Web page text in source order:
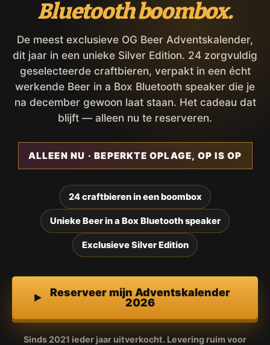
Bluetooth boombox.
De meest exclusieve OG Beer Adventskalender,
dit jaar in een unieke Silver Edition. 24 zorgvuldig
geselecteerde craftbieren, verpakt in een écht
werkende Beer in a Box Bluetooth speaker die je
na december gewoon laat staan. Het cadeau dat
blijft — alleen nu te reserveren.
ALLEEN NU · BEPERKTE OPLAGE, OP IS OP
24 craftbieren in een boombox
Unieke Beer in a Box Bluetooth speaker
Exclusieve Silver Edition
Reserveer mijn Adventskalender
2026
Sinds 2021 ieder jaar uitverkocht. Levering ruim voor